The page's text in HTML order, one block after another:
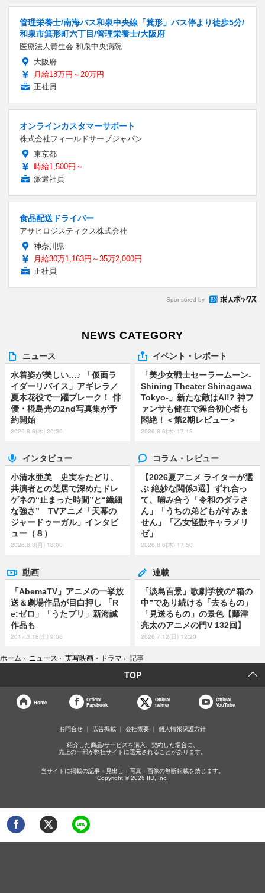
管理栄養士/南海バス和泉中央線「箕形」バス停より徒歩5分/
和泉市箕形町六丁目/管理栄養士/大阪府
医療法人貴生会 和泉中央病院
大阪府
月給18万円～20万円
正社員
オンラインカスタマーサポート
株式会社フィールドサーブジャパン
東京都
時給1,500円～
派遣社員
食品配送ドライバー
アサヒロジスティクス株式会社
神奈川県
月給30万1,163円～35万2,000円
正社員
Sponsored by
NEWS CATEGORY
ニュース
水着姿が美しい…♪ 「仮面ラ
イダーリバイス」アギレラ／
夏木花役で一躍ブレーク！ 俳
優・椛島光の2nd写真集が予
約開始
2026.8.6(木) 20:30
イベント・レポート
「美少女戦士セーラームーン-
Shining Theater Shinagawa
Tokyo-」新たな敵はAI!? 神フ
ァンサも健在で舞台初心者も
悶絶！＜第2期レビュー＞
2026.8.6(木) 17:15
インタビュー
小清水亜美 史実をたどり、
共演者との芝居で深めたドレ
ゲネの“止まった時間”と“繊細
な強さ” TVアニメ「天幕の
ジャードゥーガル」インタビ
ュー（８）
2026.8.3(月) 18:00
コラム・レビュー
【2026夏アニメ ライターが選
ぶ 絶妙な関係3選】ずれ合っ
て、噛み合う「令和のダラさ
ん」「うちの弟どもがすみま
せん」「乙女怪獣キャラメリ
ゼ」
2026.8.6(木) 17:50
動画
「AbemaTV」アニメの一挙放
送＆劇場作品が目白押し 「R
e:ゼロ」「うたプリ」新海誠
作品も
2017.3.18(土) 9:06
連載
「淡島百景」歌劇学校の“箱の
中”であり続ける「去るもの」
「見送るもの」の景色【藤津
亮太のアニメの門V 132回】
2026.7.12(日) 12:20
ホーム › ニュース › 実写映画・ドラマ › 記事
TOP
Home
Official
Facebook
Official
twitter
Official
YouTube
お問合せ 広告掲載 会社概要 個人情報保護方針
紹介した商品/サービスを購入、契約した場合に、
売上の一部が弊社サイトに還元されることがあります。
当サイトに掲載の記事・見出し・写真・画像の無断転載を禁じます。
Copyright © 2026 IID, Inc.